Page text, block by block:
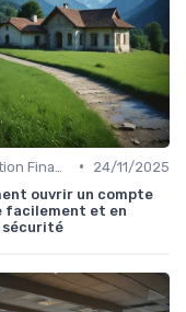
•
24/11/2025
ouvrir un compte
facilement et en